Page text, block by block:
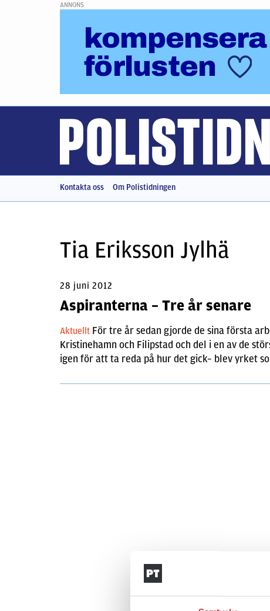
ANNONS
Kontakta oss Om Polistidningen
Tia Eriksson Jylhä
28 juni 2012
Aspiranterna – Tre år senare
Aktuellt För tre år sedan gjorde de sina första
Kristinehamn och Filipstad och del i en av de
igen för att ta reda på hur det gick– blev yrket